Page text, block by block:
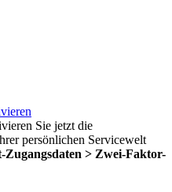
Sie jetzt die
persönlichen Servicewelt
Zugangsdaten > Zwei-Faktor-